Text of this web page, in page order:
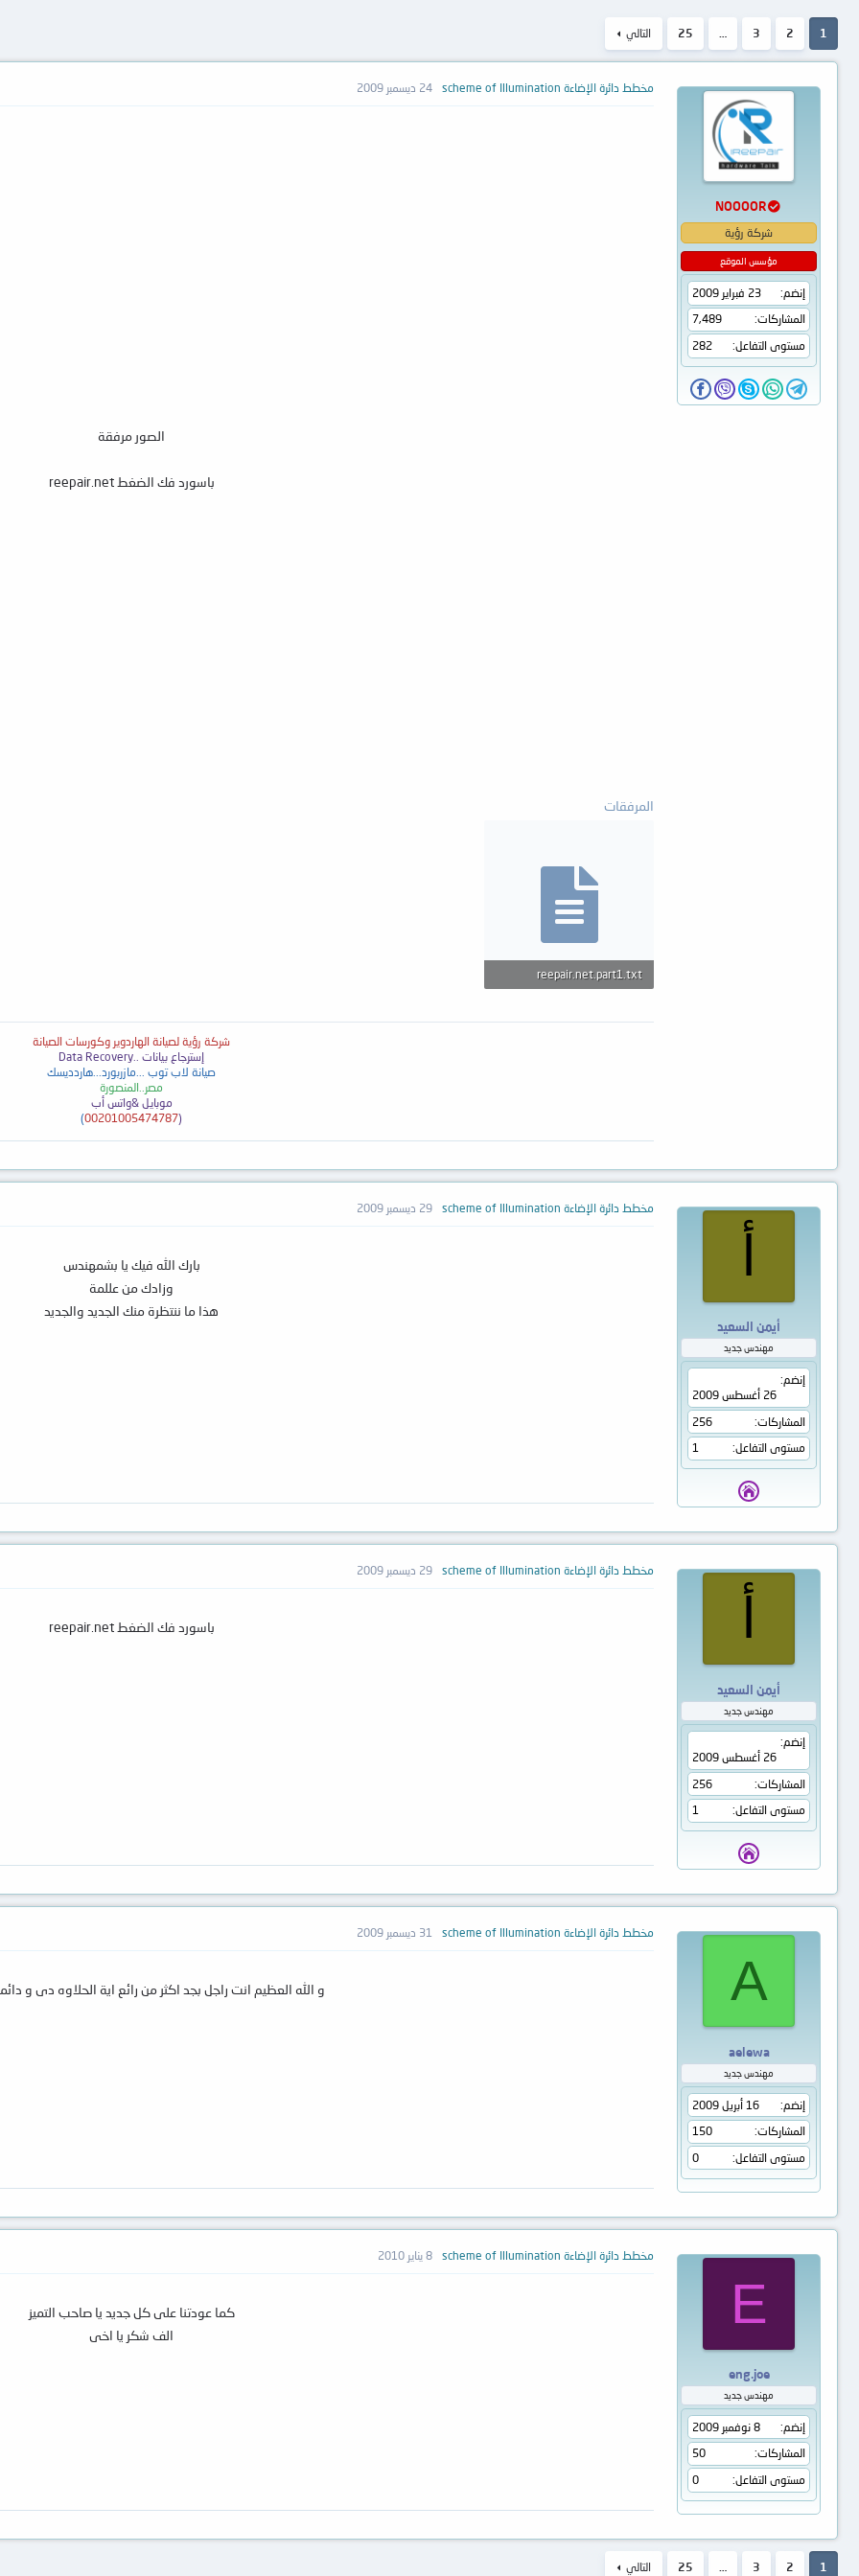
1
2
3
25 التالي
NOOOOR
شركة رؤية
مؤسس الموقع
إنضم
23 فبراير 2009
المشاركات
7,489
مستوى التفاعل
282
مخطط دائرة الإضاءة scheme of Illumination 24 ديسمبر 2009
الصور مرفقة
باسورد فك الضغط reepair.net
المرفقات
reepair.net.part1.txt
شركة رؤية لصيانة الهاردوير وكورسات الصيانة
إسترجاع بيانات .. Data Recovery
صيانة لاب توب ...مازربورد...هاردديسك
مصر..المنصورة
موبايل &واتس أب
(
00201005474787
)
أيمن السعيد
مهندس جديد
إنضم
26 أغسطس 2009
المشاركات
256
مستوى التفاعل
1
مخطط دائرة الإضاءة scheme of Illumination 29 ديسمبر 2009
بارك الله فيك يا بشمهندس
وزادك من عللمة
هذا ما ننتظرة منك الجديد والجديد
أيمن السعيد
مهندس جديد
إنضم
26 أغسطس 2009
المشاركات
256
مستوى التفاعل
1
مخطط دائرة الإضاءة scheme of Illumination 29 ديسمبر 2009
باسورد فك الضغط reepair.net
A
aelewa
مهندس جديد
إنضم
16 أبريل 2009
المشاركات
150
مستوى التفاعل
0
مخطط دائرة الإضاءة scheme of Illumination 31 ديسمبر 2009
و الله العظيم انت راجل بجد اكثر من رائع اية الحلاوه دى و
E
eng.joe
مهندس جديد
إنضم
8 نوفمبر 2009
المشاركات
50
مستوى التفاعل
0
مخطط دائرة الإضاءة scheme of Illumination 8 يناير 2010
كما عودتنا على كل جديد يا صاحب التميز
الف شكر يا اخى
1
2
3
25 التالي